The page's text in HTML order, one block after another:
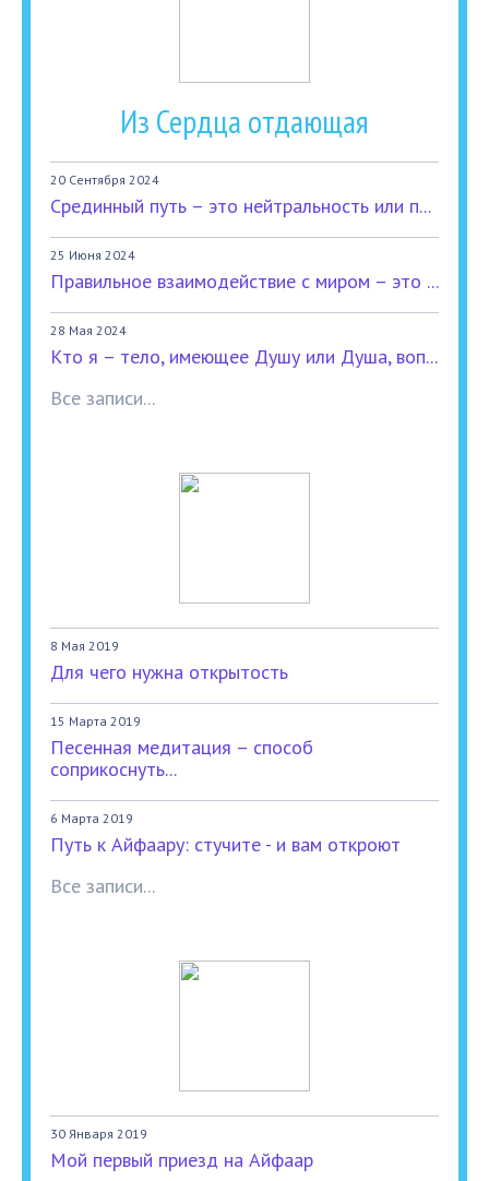
Из Сердца отдающая
20 Сентября 2024
Срединный путь – это нейтральность или п...
25 Июня 2024
Правильное взаимодействие с миром – это ...
28 Мая 2024
Кто я – тело, имеющее Душу или Душа, воп...
Все записи...
8 Мая 2019
Для чего нужна открытость
15 Марта 2019
Песенная медитация – способ
соприкоснуть...
6 Марта 2019
Путь к Айфаару: стучите - и вам откроют
Все записи...
30 Января 2019
Мой первый приезд на Айфаар